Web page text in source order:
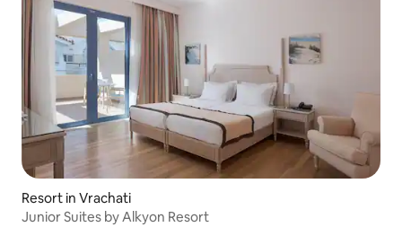
Resort in Vrachati
Junior Suites by Alkyon Resort